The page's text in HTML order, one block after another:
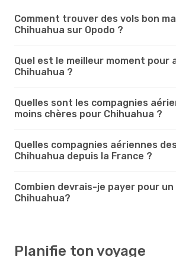
Comment trouver des vols bon
Chihuahua sur Opodo ?
Quel est le meilleur moment pour
Chihuahua ?
Quelles sont les compagnies
moins chères pour Chihuahua ?
Quelles compagnies aériennes
Chihuahua depuis la France ?
Combien devrais-je payer pour un
Chihuahua?
Planifie ton voyage